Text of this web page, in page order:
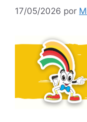
17/05/2026 por